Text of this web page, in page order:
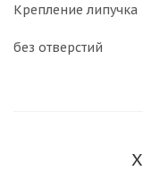
Крепление липучка
без отверстий